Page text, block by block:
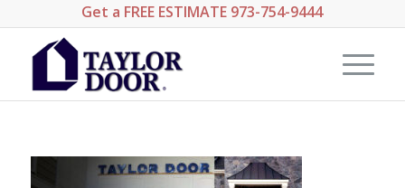
Get a FREE ESTIMATE 973-754-9444